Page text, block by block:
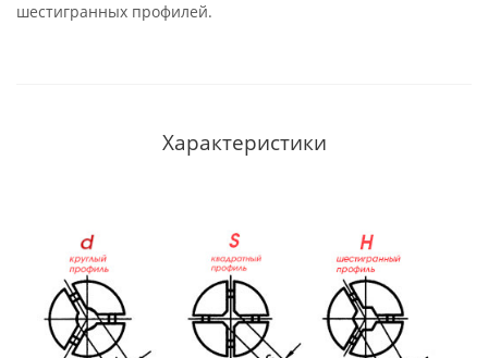
шестигранных профилей.
Характеристики